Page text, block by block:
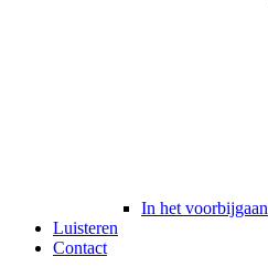
In het voorbijgaan
Luisteren
Contact